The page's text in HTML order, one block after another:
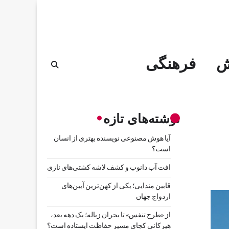
فرهنگی
نوشته‌های تازه
آیا هوش مصنوعی نویسنده بهتری از انسان
است؟
افت آب دانوب و کشف لاشه کشتی‌های نازی
قابین مندایی؛ یکی از کهن‌ترین آیین‌های
ازدواج جهان
از «طرح تنفس» تا بحران زباله؛ یک دهه بعد،
هیرکانی کجای مسیر حفاظت ایستاده است؟